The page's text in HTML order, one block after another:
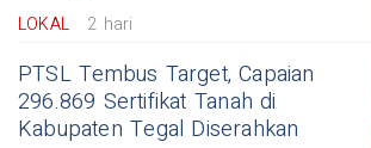
LOKAL 2 hari
PTSL Tembus Target, Capaian
296.869 Sertifikat Tanah di
Kabupaten Tegal Diserahkan